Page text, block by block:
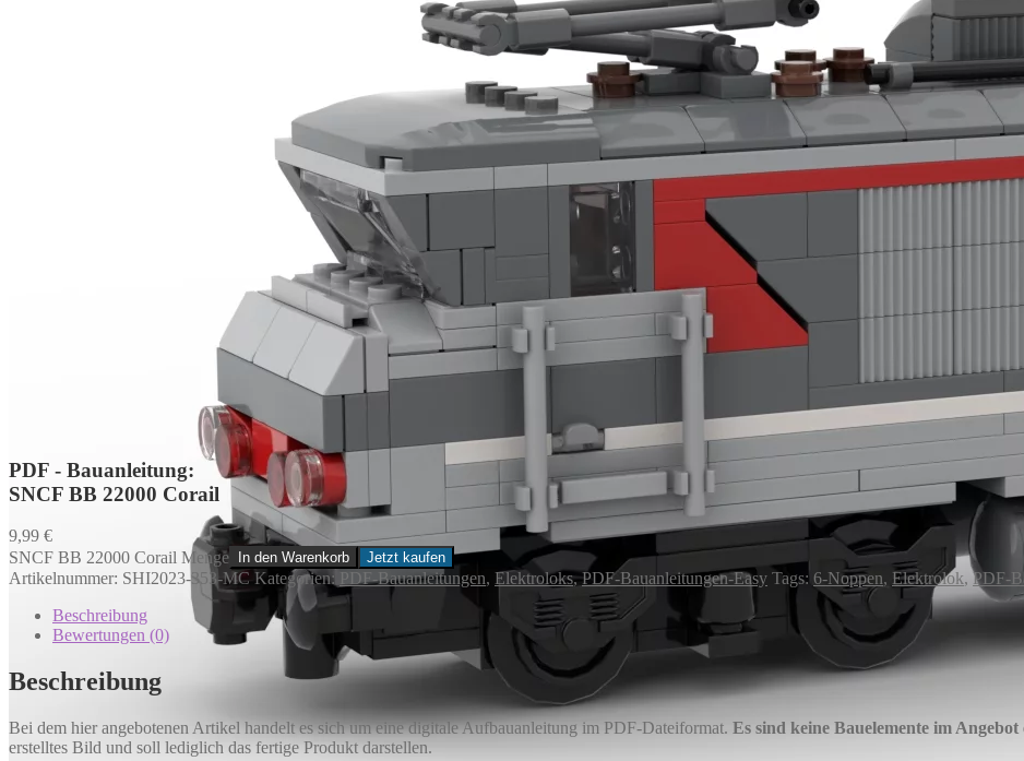
PDF - Bauanleitung:
SNCF BB 22000 Corail
9,99 €
SNCF BB 22000 Corail Menge
In den Warenkorb Jetzt kaufen
Artikelnummer: SHI2023-353-MC Kategorien: PDF-Bauanleitungen, Elektroloks,PDF-Bauanleitungen-Easy Tags: 6-Noppen, Elektrolok, PDF-
Beschreibung
Bewertungen (0)
Beschreibung
Bei dem hier angebotenen Artikel handelt es sich um eine digitale Aufbauanleitung im PDF-Dateiformat. Es sind keine Bauelemente im Angebot
erstelltes Bild und soll lediglich das fertige Produkt darstellen.